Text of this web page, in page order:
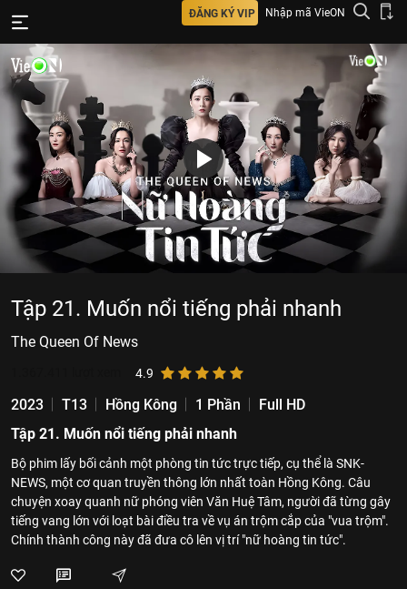
ĐĂNG KÝ VIP Nhập mã VieON
Tập 21. Muốn nổi tiếng phải nhanh
The Queen Of News
4.9
2023 T13 Hồng Kông 1 Phần
Full HD
Tập 21. Muốn nổi tiếng phải nhanh
Bộ phim lấy bối cảnh một phòng tin tức trực tiếp, cụ thể là SNK-
NEWS, một cơ quan truyền thông lớn nhất toàn Hồng Kông. Câu
chuyện xoay quanh nữ phóng viên Văn Huệ Tâm, người đã từng gây
tiếng vang lớn với loạt bài điều tra về vụ án trộm cắp của "vua trộm".
Chính thành công này đã đưa cô lên vị trí "nữ hoàng tin tức".